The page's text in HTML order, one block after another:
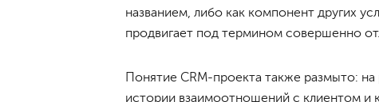
названием, либо как компонент других
продвигает под термином совершенно
Понятие CRM-проекта также размыто:
истории взаимоотношений с клиентом и